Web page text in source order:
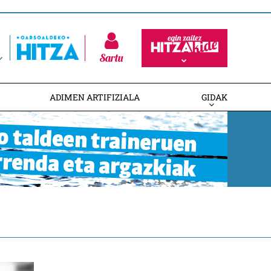
Sartu
ADIMEN ARTIFIZIALA GIDAK